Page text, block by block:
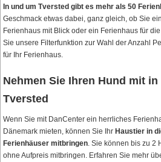
In und um Tversted gibt es mehr als 50
Geschmack etwas dabei, ganz gleich, ob Sie
Ferienhaus mit Blick oder ein Ferienhaus für
Sie unsere Filterfunktion zur Wahl der Anzahl
für Ihr Ferienhaus.
Nehmen Sie Ihren Hund mit
Tversted
Wenn Sie mit DanCenter ein herrliches
Dänemark mieten, können Sie Ihr Haustier in
Ferienhäuser mitbringen. Sie können bis zu 2
ohne Aufpreis mitbringen. Erfahren Sie mehr